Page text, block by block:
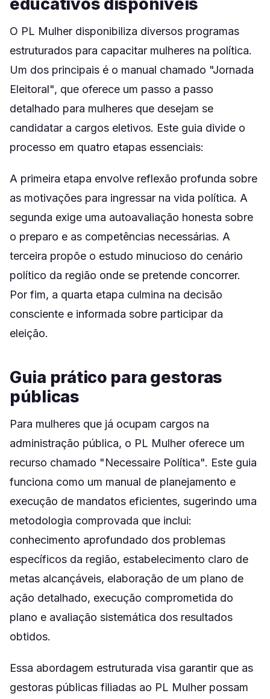
O PL Mulher disponibiliza diversos programas
estruturados para capacitar mulheres na política.
Um dos principais é o manual chamado "Jornada
Eleitoral", que oferece um passo a passo
detalhado para mulheres que desejam se
candidatar a cargos eletivos. Este guia divide o
processo em quatro etapas essenciais:
A primeira etapa envolve reflexão profunda sobre
as motivações para ingressar na vida política. A
segunda exige uma autoavaliação honesta sobre
o preparo e as competências necessárias. A
terceira propõe o estudo minucioso do cenário
político da região onde se pretende concorrer.
Por fim, a quarta etapa culmina na decisão
consciente e informada sobre participar da
eleição.
Guia prático para gestoras
públicas
Para mulheres que já ocupam cargos na
administração pública, o PL Mulher oferece um
recurso chamado "Necessaire Política". Este guia
funciona como um manual de planejamento e
execução de mandatos eficientes, sugerindo uma
metodologia comprovada que inclui:
conhecimento aprofundado dos problemas
específicos da região, estabelecimento claro de
metas alcançáveis, elaboração de um plano de
ação detalhado, execução comprometida do
plano e avaliação sistemática dos resultados
obtidos.
Essa abordagem estruturada visa garantir que as
gestoras públicas filiadas ao PL Mulher possam